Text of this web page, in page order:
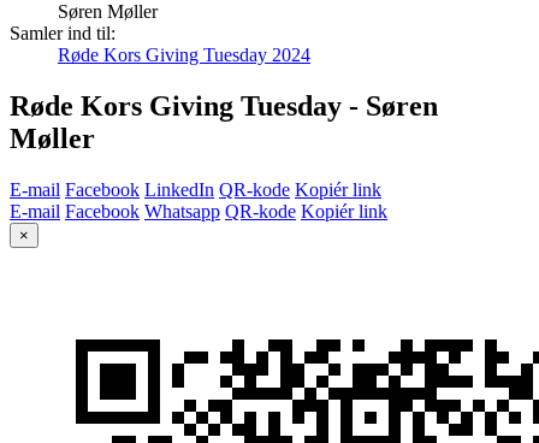
Søren Møller
Samler ind til:
Røde Kors Giving Tuesday 2024
Røde Kors Giving Tuesday - Søren
Møller
E-mail Facebook LinkedIn QR-kode Kopiér link
E-mail Facebook Whatsapp QR-kode Kopiér link
×